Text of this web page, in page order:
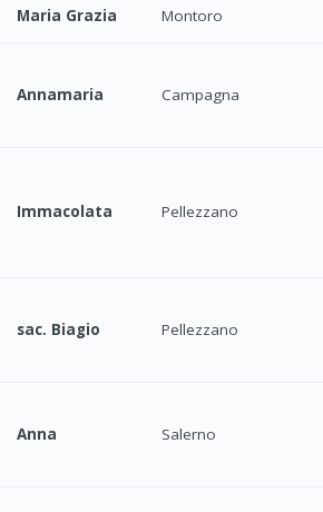
Maria Grazia Montoro
Annamaria Campagna
Immacolata Pellezzano
sac. Biagio Pellezzano
Anna Salerno